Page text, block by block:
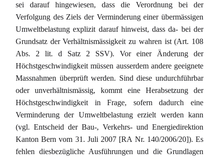
sei darauf hingewiesen, dass die Verordnung bei der
Verfolgung des Ziels der Verminderung einer übermässigen
Umweltbelastung explizit darauf hinweist, dass da- bei der
Grundsatz der Verhältnismässigkeit zu wahren ist (Art. 108
Abs. 2 lit. d Satz 2 SSV). Vor einer Änderung der
Höchstgeschwindigkeit müssen ausserdem andere geeignete
Massnahmen überprüft werden. Sind diese undurchführbar
oder unverhältnismässig, kommt eine Herabsetzung der
Höchstgeschwindigkeit in Frage, sofern dadurch eine
Verminderung der Umweltbelastung erzielt werden kann
(vgl. Entscheid der Bau-, Verkehrs- und Energiedirektion
Kanton Bern vom 31. Juli 2007 [RA Nr. 140/2006/20]). Es
fehlen diesbezügliche Ausführungen und die Grundlagen